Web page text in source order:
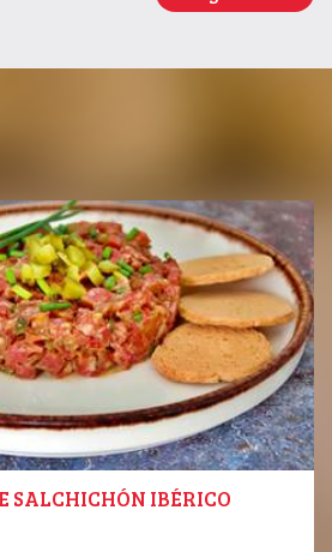
SALCHICHÓN IBÉRICO